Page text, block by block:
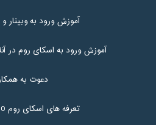
آموزش ورود به وبینار
آموزش ورود به اسکای روم در
دعوت به
تعرفه های اسکای روم 10 روز رایگان